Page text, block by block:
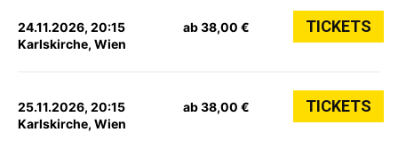
24.11.2026, 20:15
Karlskirche, Wien
ab 38,00 € TICKETS
25.11.2026, 20:15
Karlskirche, Wien
ab 38,00 € TICKETS